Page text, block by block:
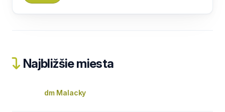
Najbližšie miesta
dm Malacky